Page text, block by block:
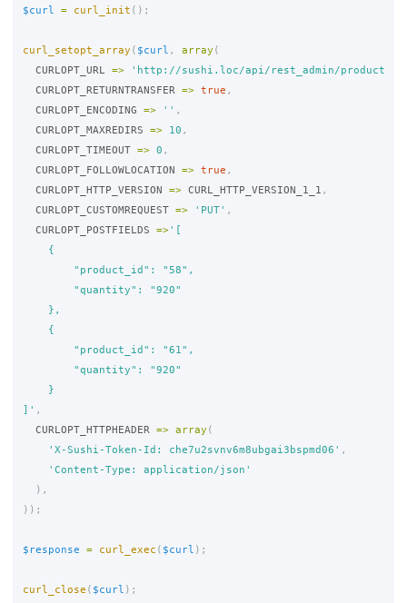
$curl = curl_init ();
curl_setopt_array ( $curl , array (
CURLOPT_URL
=>
'http://sushi.loc/api/rest_admin/products/
CURLOPT_RETURNTRANSFER
=> true ,
CURLOPT_ENCODING
=> '' ,
CURLOPT_MAXREDIRS
=> 10 ,
CURLOPT_TIMEOUT
=> 0 ,
CURLOPT_FOLLOWLOCATION
=> true ,
CURLOPT_HTTP_VERSION
=> CURL_HTTP_VERSION_1_1 ,
CURLOPT_CUSTOMREQUEST
=> 'PUT' ,
CURLOPT_POSTFIELDS
=>'[
    {
        "product_id": "58",
        "quantity": "920"
    },
    {
        "product_id": "61",
        "quantity": "920"
    }
]' ,
CURLOPT_HTTPHEADER
=> array (
'X-Sushi-Token-Id: che7u2svnv6m8ubgai3bspmd06' ,
'Content-Type: application/json'
),
));
$response = curl_exec ( $curl );
curl_close ( $curl );